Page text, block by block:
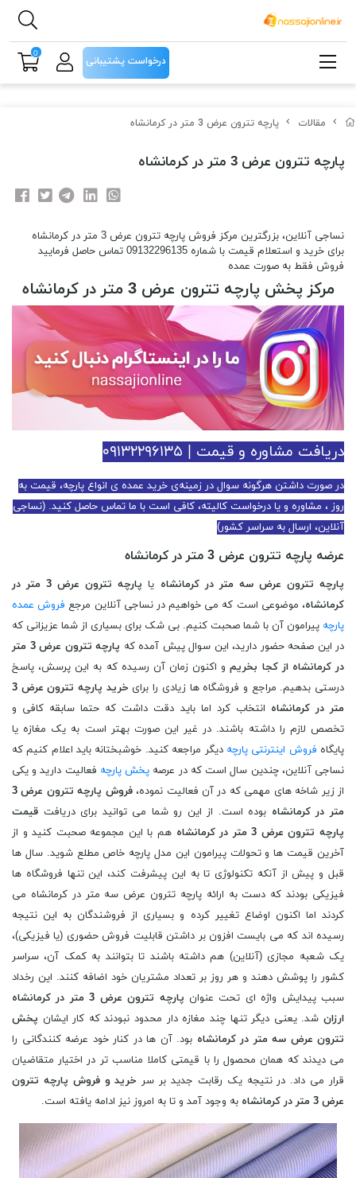
مقالات پارچه تترون عرض 3 متر در کرمانشاه
پارچه تترون عرض 3 متر در کرمانشاه
نساجی آنلاین، بزرگترین مرکز فروش پارچه تترون عرض 3 متر در کرمانشاه
برای خرید و استعلام قیمت با شماره 09132296135 تماس حاصل فرمایید
فروش فقط به صورت عمده
مرکز پخش پارچه تترون عرض 3 متر در کرمانشاه
دریافت مشاوره و قیمت | ۰۹۱۳۲۲۹۶۱۳۵
در صورت داشتن هرگونه سوال در زمینه‌ی خرید عمده ی انواع پارچه، قیمت به
روز ، مشاوره و یا درخواست کالیته، کافی است با ما تماس حاصل کنید. (نساجی
آنلاین، ارسال به سراسر کشور)
عرضه پارچه تترون عرض 3 متر در کرمانشاه
پارچه تترون عرض سه متر در کرمانشاه یا
پارچه تترون عرض 3 متر در
کرمانشاه، موضوعی است که می خواهیم در نساجی آنلاین مرجع فروش عمده
پارچه پیرامون آن با شما صحبت کنیم. بی شک برای بسیاری از شما عزیزانی که
در این صفحه حضور دارید، این سوال پیش آمده که
پارچه تترون عرض 3 متر
در کرمانشاه از کجا بخریمو اکنون زمان آن رسیده که به این پرسش، پاسخ
درستی بدهیم. مراجع و فروشگاه ها زیادی را برای
خرید پارچه تترون عرض 3
متر در کرمانشاه انتخاب کرد اما باید دقت داشت که حتما سابقه کافی و
تخصص لازم را داشته باشند. در غیر این صورت بهتر است به یک مغازه یا
پایگاه فروش اینترنتی پارچه دیگر مراجعه کنید. خوشبختانه باید اعلام کنیم که
نساجی آنلاین، چندین سال است که در عرصه پخش پارچه فعالیت دارید و یکی
از زیر شاخه های مهمی که در آن فعالیت نموده،
فروش پارچه تترون عرض 3
متر در کرمانشاه بوده است. از این رو شما می توانید برای دریافت قیمت
پارچه تترون عرض 3 متر در کرمانشاه
هم با این مجموعه صحبت کنید و از
آخرین قیمت ها و تحولات پیرامون این مدل پارچه خاص مطلع شوید. سال ها
قبل و پیش از آنکه تکنولوژی تا به این پیشرفت کند، این تنها فروشگاه ها
فیزیکی بودند که دست به ارائه پارچه تترون عرض سه متر در کرمانشاه می
کردند اما اکنون اوضاع تغییر کرده و بسیاری از فروشندگان به این نتیجه
رسیده اند که می بایست افزون بر داشتن قابلیت فروش حضوری (یا فیزیکی)،
یک شعبه مجازی (آنلاین) هم داشته باشند تا بتوانند به کمک آن، سراسر
کشور را پوشش دهند و هر روز بر تعداد مشتریان خود اضافه کنند. این رخداد
سبب پیدایش واژه ای تحت عنوان
پارچه تترون عرض 3 متر در کرمانشاه
ارزان شد. یعنی دیگر تنها چند مغازه دار محدود نبودند که کار ایشان پخش
تترون عرض سه متر در کرمانشاه بود. آن ها در کنار خود عرضه کنندگانی را
می دیدند که همان محصول را با قیمتی کاملا مناسب تر در اختیار متقاضیان
قرار می داد. در نتیجه یک رقابت جدید بر سر خرید و فروش پارچه تترون
عرض 3 متر در کرمانشاه
به وجود آمد و تا به امروز نیز ادامه یافته است.
درخواست پشتیبانی
0